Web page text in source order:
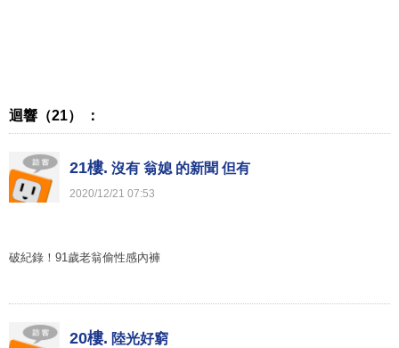
迴響（21） ：
21樓. 沒有 翁媳 的新聞 但有
2020/12/21 07:53
破紀錄！91歲老翁偷性感內褲
20樓. 陸光好窮